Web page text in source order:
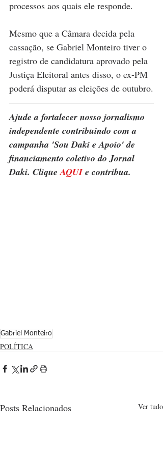
processos aos quais ele responde.
Mesmo que a Câmara decida pela
cassação, se Gabriel Monteiro tiver o
registro de candidatura aprovado pela
Justiça Eleitoral antes disso, o ex-PM
poderá disputar as eleições de outubro.
Ajude a fortalecer nosso jornalismo
independente contribuindo com a
campanha 'Sou Daki e Apoio' de
financiamento coletivo do Jornal
Daki. Clique AQUI e contribua.
Gabriel Monteiro
POLÍTICA
Posts Relacionados Ver tudo